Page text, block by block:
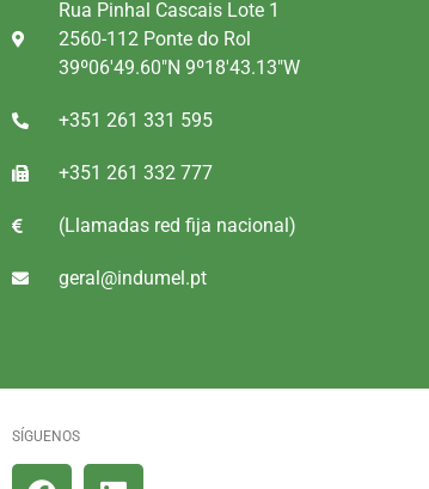
Rua Pinhal Cascais Lote 1
2560-112 Ponte do Rol
39º06'49.60"N 9º18'43.13"W
+351 261 331 595
+351 261 332 777
(Llamadas red fija nacional)
geral@indumel.pt
SÍGUENOS